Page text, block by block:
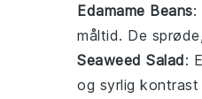
Edamame Beans:
måltid. De
Seaweed Salad:
og syrlig